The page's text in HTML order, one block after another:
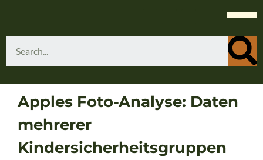
Apples Foto-Analyse: Daten
mehrerer
Kindersicherheitsgruppen